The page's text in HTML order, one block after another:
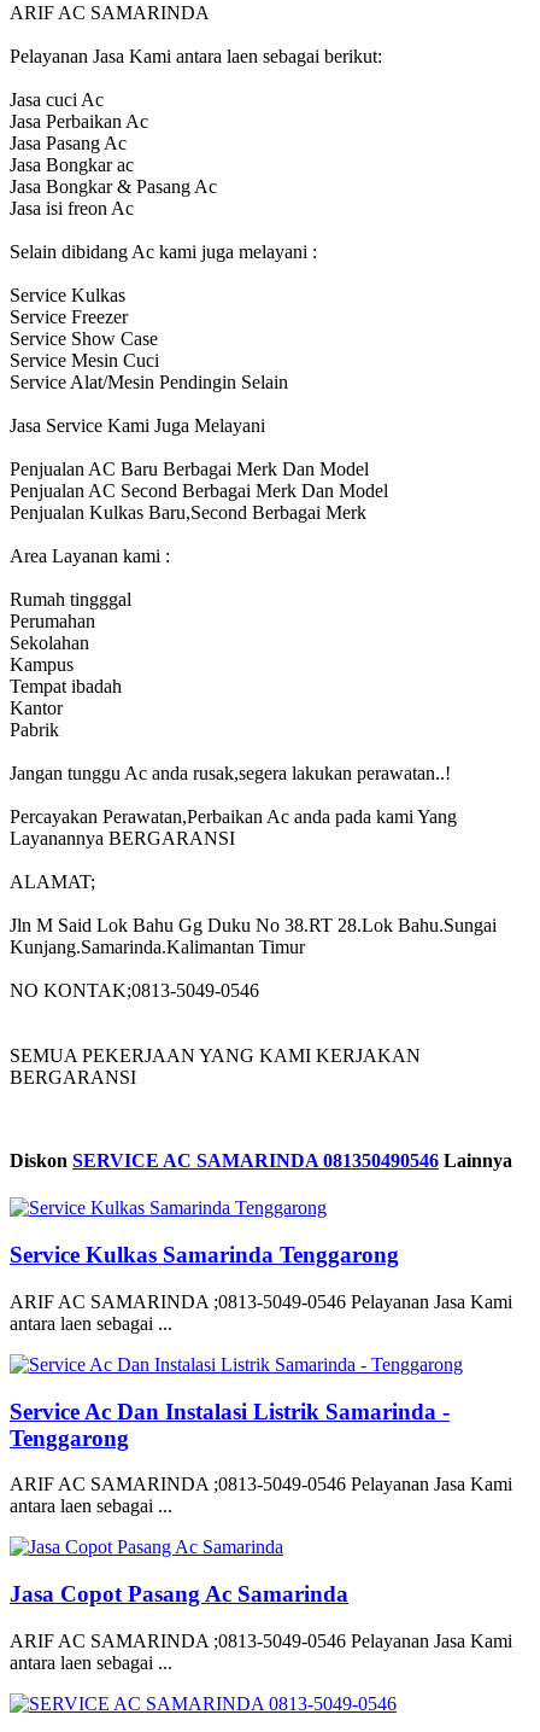
ARIF AC SAMARINDA
Pelayanan Jasa Kami antara laen sebagai berikut:
Jasa cuci Ac
Jasa Perbaikan Ac
Jasa Pasang Ac
Jasa Bongkar ac
Jasa Bongkar & Pasang Ac
Jasa isi freon Ac
Selain dibidang Ac kami juga melayani :
Service Kulkas
Service Freezer
Service Show Case
Service Mesin Cuci
Service Alat/Mesin Pendingin Selain
Jasa Service Kami Juga Melayani
Penjualan AC Baru Berbagai Merk Dan Model
Penjualan AC Second Berbagai Merk Dan Model
Penjualan Kulkas Baru,Second Berbagai Merk
Area Layanan kami :
Rumah tingggal
Perumahan
Sekolahan
Kampus
Tempat ibadah
Kantor
Pabrik
Jangan tunggu Ac anda rusak,segera lakukan perawatan..!
Percayakan Perawatan,Perbaikan Ac anda pada kami Yang
Layanannya BERGARANSI
ALAMAT;
Jln M Said Lok Bahu Gg Duku No 38.RT 28.Lok Bahu.Sungai
Kunjang.Samarinda.Kalimantan Timur
NO KONTAK;0813-5049-0546
SEMUA PEKERJAAN YANG KAMI KERJAKAN
BERGARANSI
Diskon SERVICE AC SAMARINDA 081350490546 Lainnya
Service Kulkas Samarinda Tenggarong
ARIF AC SAMARINDA ;0813-5049-0546 Pelayanan Jasa Kami
antara laen sebagai ...
Service Ac Dan Instalasi Listrik Samarinda -
Tenggarong
ARIF AC SAMARINDA ;0813-5049-0546 Pelayanan Jasa Kami
antara laen sebagai ...
Jasa Copot Pasang Ac Samarinda
ARIF AC SAMARINDA ;0813-5049-0546 Pelayanan Jasa Kami
antara laen sebagai ...